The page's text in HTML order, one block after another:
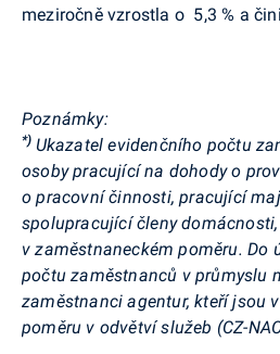
meziročně vzrostla o 5,3 % a
Poznámky:
*) Ukazatel evidenčního počtu
osoby pracující na dohody o
o pracovní činnosti, pracující
spolupracující členy
v zaměstnaneckém poměru. Do
počtu zaměstnanců v průmyslu
zaměstnanci agentur, kteří jsou
poměru v odvětví služeb (CZ-